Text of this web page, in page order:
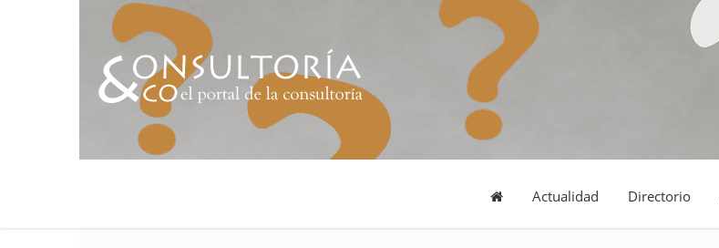
Actualidad Directorio